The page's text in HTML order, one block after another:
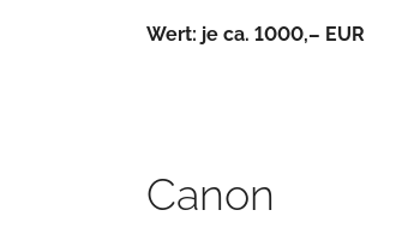
Wert: je ca. 1000,– EUR
Canon